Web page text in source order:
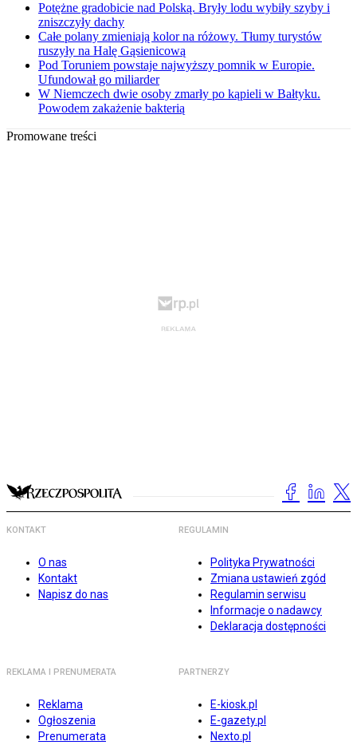
Potężne gradobicie nad Polską. Bryły lodu wybiły szyby i
zniszczyły dachy
Całe polany zmieniają kolor na różowy. Tłumy turystów
ruszyły na Halę Gąsienicową
Pod Toruniem powstaje najwyższy pomnik w Europie.
Ufundował go miliarder
W Niemczech dwie osoby zmarły po kąpieli w Bałtyku.
Powodem zakażenie bakterią
Promowane treści
KONTAKT
O nas
Kontakt
Napisz do nas
REGULAMIN
Polityka Prywatności
Zmiana ustawień zgód
Regulamin serwisu
Informacje o nadawcy
Deklaracja dostępności
REKLAMA I PRENUMERATA
Reklama
Ogłoszenia
Prenumerata
PARTNERZY
E-kiosk.pl
E-gazety.pl
Nexto.pl